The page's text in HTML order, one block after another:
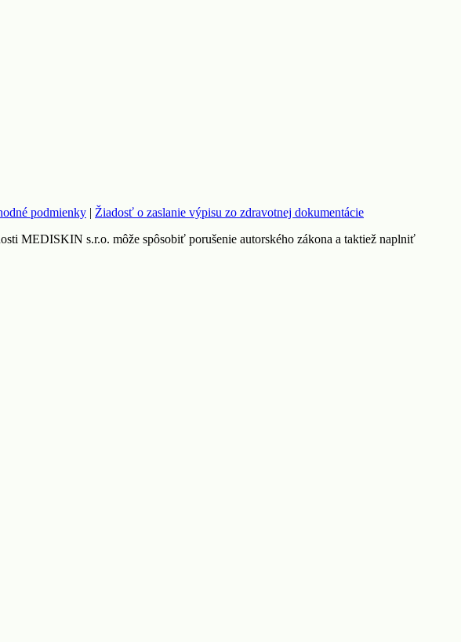
podmienky | Žiadosť o zaslanie výpisu zo zdravotnej dokumentácie
MEDISKIN s.r.o. môže spôsobiť porušenie autorského zákona a taktiež naplniť